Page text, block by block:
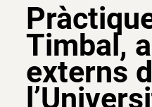
Timbal,
externs